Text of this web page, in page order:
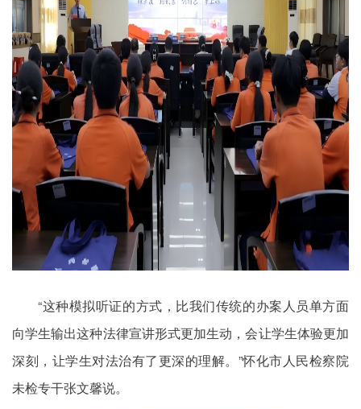
“这种模拟听证的方式，比我们传统的办案人员单方面
向学生输出这种法律宣讲形式更加生动，会让学生体验更加
深刻，让学生对法治有了更深的理解。”怀化市人民检察院
未检专干张文馨说。